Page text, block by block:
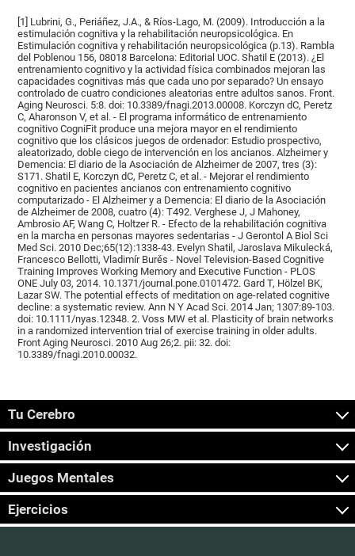
[1] Lubrini, G., Periáñez, J.A., & Ríos-Lago, M. (2009). Introducción a la
estimulación cognitiva y la rehabilitación neuropsicológica. En
Estimulación cognitiva y rehabilitación neuropsicológica (p.13). Rambla
del Poblenou 156, 08018 Barcelona: Editorial UOC. Shatil E (2013). ¿El
entrenamiento cognitivo y la actividad física combinados mejoran las
capacidades cognitivas más que cada uno por separado? Un ensayo
controlado de cuatro condiciones aleatorias entre adultos sanos. Front.
Aging Neurosci. 5:8. doi: 10.3389/fnagi.2013.00008. Korczyn dC, Peretz
C, Aharonson V, et al. - El programa informático de entrenamiento
cognitivo CogniFit produce una mejora mayor en el rendimiento
cognitivo que los clásicos juegos de ordenador: Estudio prospectivo,
aleatorizado, doble ciego de intervención en los ancianos. Alzheimer y
Demencia: El diario de la Asociación de Alzheimer de 2007, tres (3):
S171. Shatil E, Korczyn dC, Peretz C, et al. - Mejorar el rendimiento
cognitivo en pacientes ancianos con entrenamiento cognitivo
computarizado - El Alzheimer y a Demencia: El diario de la Asociación
de Alzheimer de 2008, cuatro (4): T492. Verghese J, J Mahoney,
Ambrosio AF, Wang C, Holtzer R. - Efecto de la rehabilitación cognitiva
en la marcha en personas mayores sedentarias - J Gerontol A Biol Sci
Med Sci. 2010 Dec;65(12):1338-43. Evelyn Shatil, Jaroslava Mikulecká,
Francesco Bellotti, Vladimír Burěs - Novel Television-Based Cognitive
Training Improves Working Memory and Executive Function - PLOS
ONE July 03, 2014. 10.1371/journal.pone.0101472. Gard T, Hölzel BK,
Lazar SW. The potential effects of meditation on age-related cognitive
decline: a systematic review. Ann N Y Acad Sci. 2014 Jan; 1307:89-103.
doi: 10.1111/nyas.12348. 2. Voss MW et al. Plasticity of brain networks
in a randomized intervention trial of exercise training in older adults.
Front Aging Neurosci. 2010 Aug 26;2. pii: 32. doi:
10.3389/fnagi.2010.00032.
Tu Cerebro
Investigación
Juegos Mentales
Ejercicios